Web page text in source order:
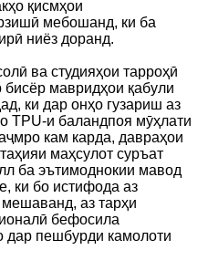
қисмҳои
мебошанд, ки ба
ниёз доранд.
ва студияҳои тарроҳӣ
бисёр мавридҳои қабули
ки дар онҳо гузариш аз
TPU-и баландпоя мӯҳлати
кам карда, давраҳои
маҳсулот суръат
ба эътимоднокии мавод
ки бо истифода аз
аз тарҳи
бефосила
дар пешбурди камолоти